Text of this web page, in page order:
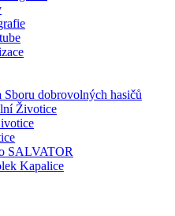
Sboru dobrovolných hasičů
Životice
SALVATOR
Kapalice